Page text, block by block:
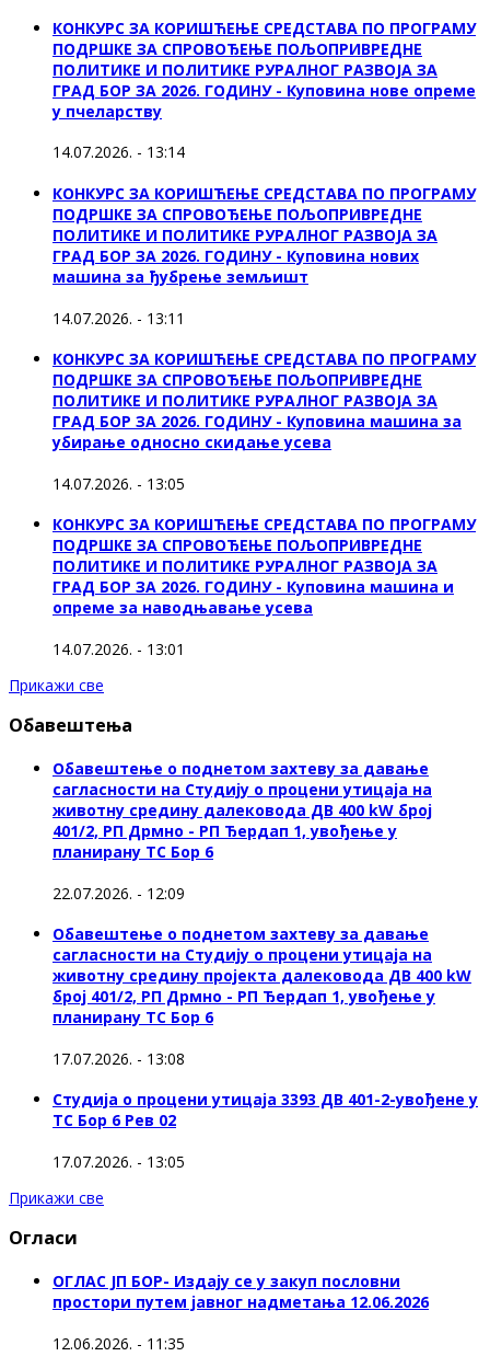
КОНКУРС ЗА КОРИШЋЕЊЕ СРЕДСТАВА ПО ПРОГРАМУ
ПОДРШКЕ ЗА СПРОВОЂЕЊЕ ПОЉОПРИВРЕДНЕ
ПОЛИТИКЕ И ПОЛИТИКЕ РУРАЛНОГ РАЗВОЈА ЗА
ГРАД БОР ЗА 2026. ГОДИНУ - Куповина нове опреме
у пчеларству
14.07.2026. - 13:14
КОНКУРС ЗА КОРИШЋЕЊЕ СРЕДСТАВА ПО ПРОГРАМУ
ПОДРШКЕ ЗА СПРОВОЂЕЊЕ ПОЉОПРИВРЕДНЕ
ПОЛИТИКЕ И ПОЛИТИКЕ РУРАЛНОГ РАЗВОЈА ЗА
ГРАД БОР ЗА 2026. ГОДИНУ - Куповина нових
машина за ђубрење земљишт
14.07.2026. - 13:11
КОНКУРС ЗА КОРИШЋЕЊЕ СРЕДСТАВА ПО ПРОГРАМУ
ПОДРШКЕ ЗА СПРОВОЂЕЊЕ ПОЉОПРИВРЕДНЕ
ПОЛИТИКЕ И ПОЛИТИКЕ РУРАЛНОГ РАЗВОЈА ЗА
ГРАД БОР ЗА 2026. ГОДИНУ - Куповинa машина за
убирање односно скидање усева
14.07.2026. - 13:05
КОНКУРС ЗА КОРИШЋЕЊЕ СРЕДСТАВА ПО ПРОГРАМУ
ПОДРШКЕ ЗА СПРОВОЂЕЊЕ ПОЉОПРИВРЕДНЕ
ПОЛИТИКЕ И ПОЛИТИКЕ РУРАЛНОГ РАЗВОЈА ЗА
ГРАД БОР ЗА 2026. ГОДИНУ - Куповина машина и
опреме за наводњавање усева
14.07.2026. - 13:01
Прикажи све
Обавештења
Обавештење о поднетом захтеву за давање
сагласности на Студију о процени утицаја на
животну средину далековода ДВ 400 kW број
401/2, РП Дрмно - РП Ђердап 1, увођење у
планирану ТС Бор 6
22.07.2026. - 12:09
Обавештење о поднетом захтеву за давање
сагласности на Студију о процени утицаја на
животну средину пројекта далековода ДВ 400 kW
број 401/2, РП Дрмно - РП Ђердап 1, увођење у
планирану ТС Бор 6
17.07.2026. - 13:08
Студија о процени утицаја 3393 ДВ 401-2-увођене у
ТС Бор 6 Рев 02
17.07.2026. - 13:05
Прикажи све
Огласи
ОГЛАС ЈП БОР- Издају се у закуп пословни
простори путем јавног надметања 12.06.2026
12.06.2026. - 11:35